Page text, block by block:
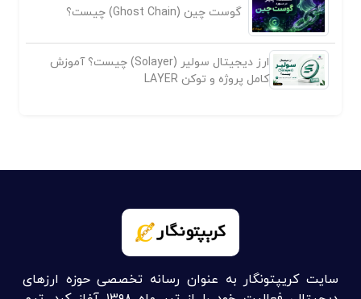
گوست چین (Ghost Chain) چیست؟
ارز دیجیتال سولیر (Solayer) چیست؟ آموزش
کامل پروژه و توکن LAYER
سایت کریپتونگار به عنوان رسانه تخصصی حوزه ارزهای